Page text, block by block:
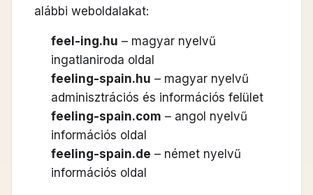
alábbi weboldalakat:
feel-ing.hu – magyar nyelvű
ingatlaniroda oldal
feeling-spain.hu – magyar nyelvű
adminisztrációs és információs felület
feeling-spain.com – angol nyelvű
információs oldal
feeling-spain.de – német nyelvű
információs oldal